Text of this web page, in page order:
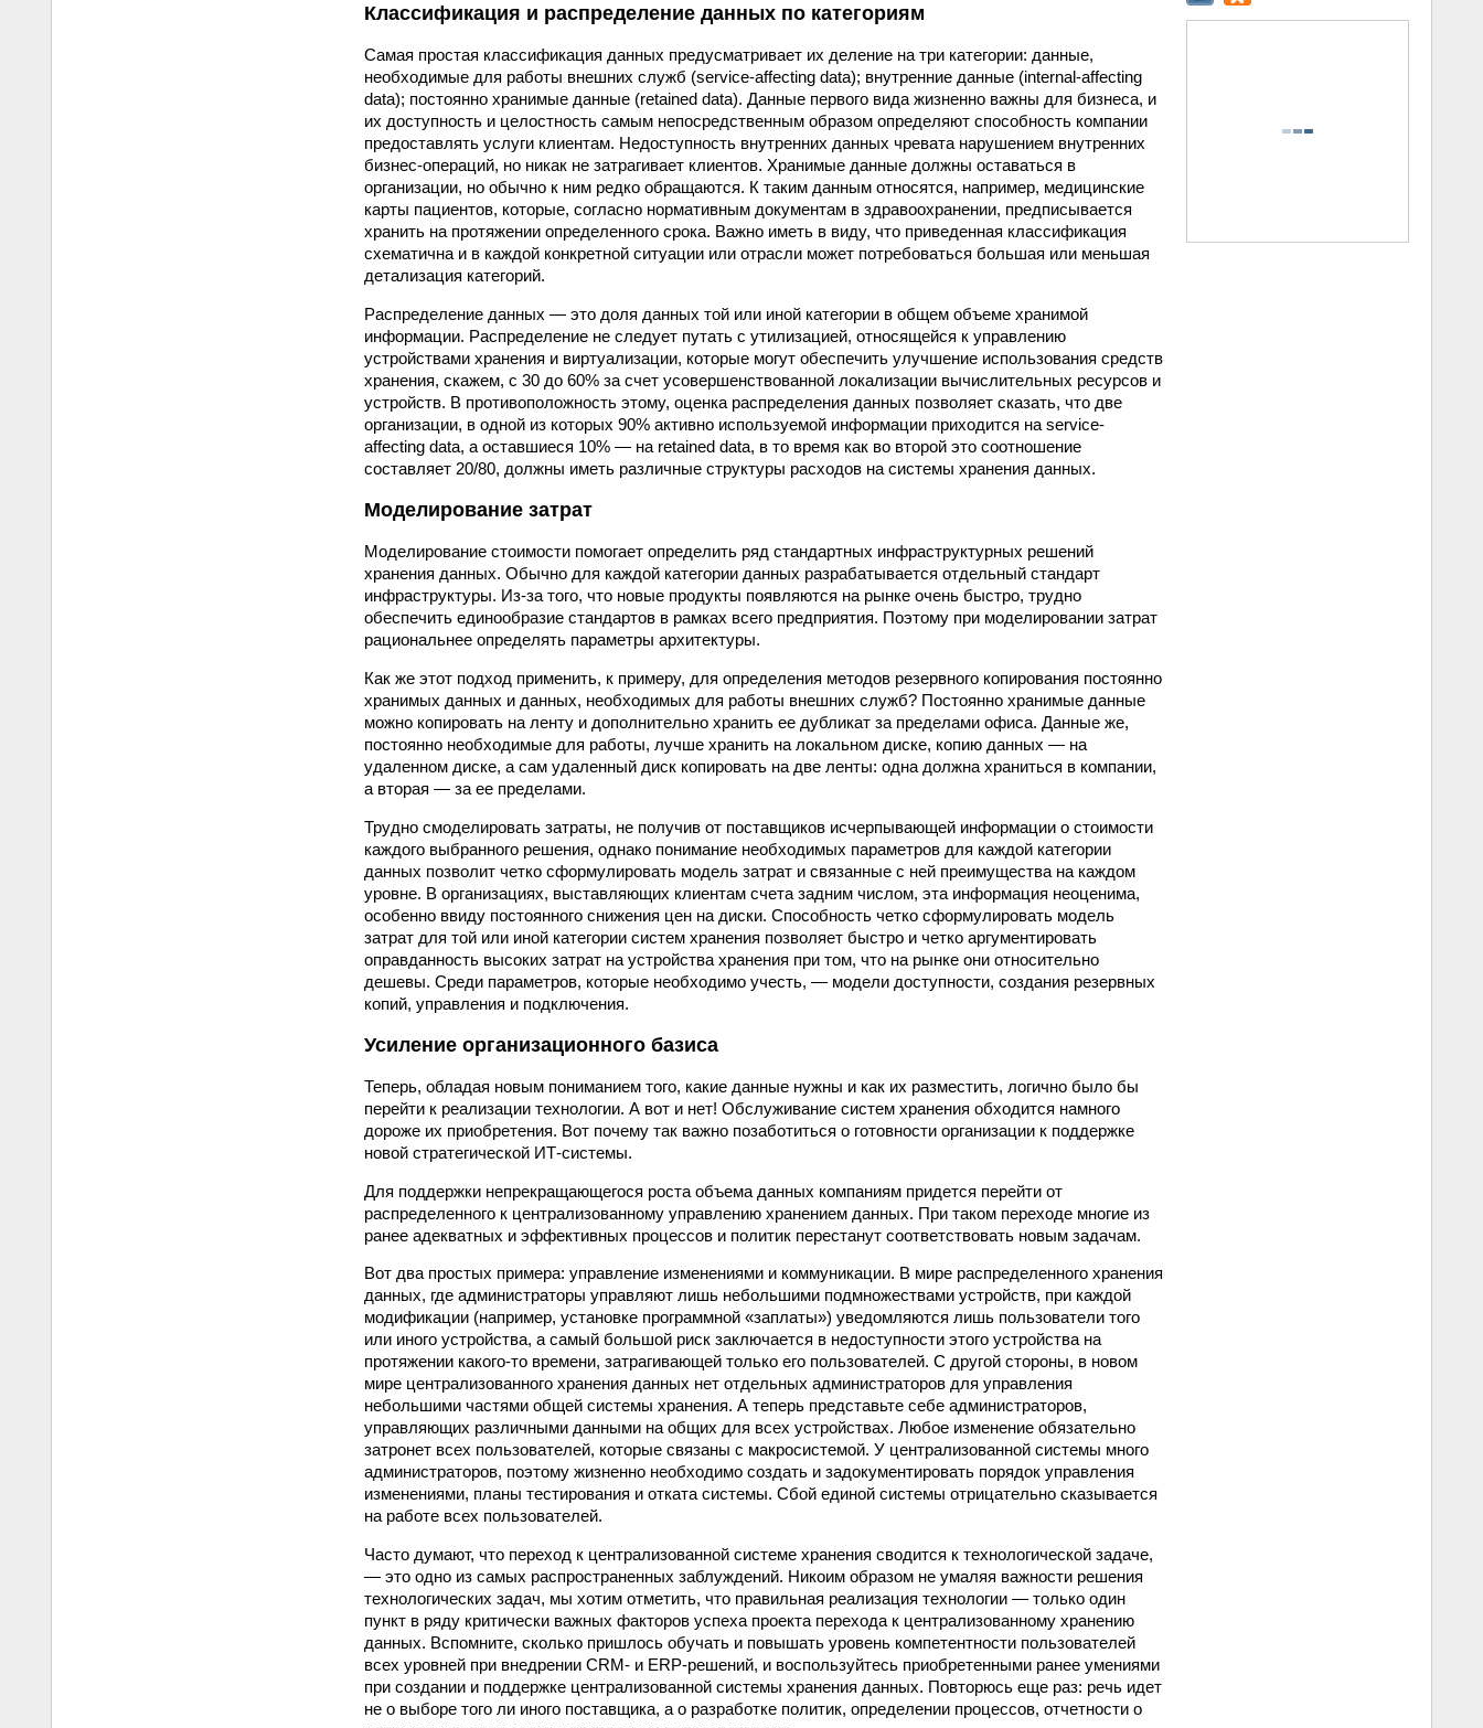
Классификация и распределение данных по категориям
Самая простая классификация данных предусматривает их деление на три категории: данные,
необходимые для работы внешних служб (service-affecting data); внутренние данные (internal-affecting
data); постоянно хранимые данные (retained data). Данные первого вида жизненно важны для бизнеса, и
их доступность и целостность самым непосредственным образом определяют способность компании
предоставлять услуги клиентам. Недоступность внутренних данных чревата нарушением внутренних
бизнес-операций, но никак не затрагивает клиентов. Хранимые данные должны оставаться в
организации, но обычно к ним редко обращаются. К таким данным относятся, например, медицинские
карты пациентов, которые, согласно нормативным документам в здравоохранении, предписывается
хранить на протяжении определенного срока. Важно иметь в виду, что приведенная классификация
схематична и в каждой конкретной ситуации или отрасли может потребоваться большая или меньшая
детализация категорий.
Распределение данных — это доля данных той или иной категории в общем объеме хранимой
информации. Распределение не следует путать с утилизацией, относящейся к управлению
устройствами хранения и виртуализации, которые могут обеспечить улучшение использования средств
хранения, скажем, с 30 до 60% за счет усовершенствованной локализации вычислительных ресурсов и
устройств. В противоположность этому, оценка распределения данных позволяет сказать, что две
организации, в одной из которых 90% активно используемой информации приходится на service-
affecting data, а оставшиеся 10% — на retained data, в то время как во второй это соотношение
составляет 20/80, должны иметь различные структуры расходов на системы хранения данных.
Моделирование затрат
Моделирование стоимости помогает определить ряд стандартных инфраструктурных решений
хранения данных. Обычно для каждой категории данных разрабатывается отдельный стандарт
инфраструктуры. Из-за того, что новые продукты появляются на рынке очень быстро, трудно
обеспечить единообразие стандартов в рамках всего предприятия. Поэтому при моделировании затрат
рациональнее определять параметры архитектуры.
Как же этот подход применить, к примеру, для определения методов резервного копирования постоянно
хранимых данных и данных, необходимых для работы внешних служб? Постоянно хранимые данные
можно копировать на ленту и дополнительно хранить ее дубликат за пределами офиса. Данные же,
постоянно необходимые для работы, лучше хранить на локальном диске, копию данных — на
удаленном диске, а сам удаленный диск копировать на две ленты: одна должна храниться в компании,
а вторая — за ее пределами.
Трудно смоделировать затраты, не получив от поставщиков исчерпывающей информации о стоимости
каждого выбранного решения, однако понимание необходимых параметров для каждой категории
данных позволит четко сформулировать модель затрат и связанные с ней преимущества на каждом
уровне. В организациях, выставляющих клиентам счета задним числом, эта информация неоценима,
особенно ввиду постоянного снижения цен на диски. Способность четко сформулировать модель
затрат для той или иной категории систем хранения позволяет быстро и четко аргументировать
оправданность высоких затрат на устройства хранения при том, что на рынке они относительно
дешевы. Среди параметров, которые необходимо учесть, — модели доступности, создания резервных
копий, управления и подключения.
Усиление организационного базиса
Теперь, обладая новым пониманием того, какие данные нужны и как их разместить, логично было бы
перейти к реализации технологии. А вот и нет! Обслуживание систем хранения обходится намного
дороже их приобретения. Вот почему так важно позаботиться о готовности организации к поддержке
новой стратегической ИТ-системы.
Для поддержки непрекращающегося роста объема данных компаниям придется перейти от
распределенного к централизованному управлению хранением данных. При таком переходе многие из
ранее адекватных и эффективных процессов и политик перестанут соответствовать новым задачам.
Вот два простых примера: управление изменениями и коммуникации. В мире распределенного хранения
данных, где администраторы управляют лишь небольшими подмножествами устройств, при каждой
модификации (например, установке программной «заплаты») уведомляются лишь пользователи того
или иного устройства, а самый большой риск заключается в недоступности этого устройства на
протяжении какого-то времени, затрагивающей только его пользователей. С другой стороны, в новом
мире централизованного хранения данных нет отдельных администраторов для управления
небольшими частями общей системы хранения. А теперь представьте себе администраторов,
управляющих различными данными на общих для всех устройствах. Любое изменение обязательно
затронет всех пользователей, которые связаны с макросистемой. У централизованной системы много
администраторов, поэтому жизненно необходимо создать и задокументировать порядок управления
изменениями, планы тестирования и отката системы. Сбой единой системы отрицательно сказывается
на работе всех пользователей.
Часто думают, что переход к централизованной системе хранения сводится к технологической задаче,
— это одно из самых распространенных заблуждений. Никоим образом не умаляя важности решения
технологических задач, мы хотим отметить, что правильная реализация технологии — только один
пункт в ряду критически важных факторов успеха проекта перехода к централизованному хранению
данных. Вспомните, сколько пришлось обучать и повышать уровень компетентности пользователей
всех уровней при внедрении CRM- и ERP-решений, и воспользуйтесь приобретенными ранее умениями
при создании и поддержке централизованной системы хранения данных. Повторюсь еще раз: речь идет
не о выборе того ли иного поставщика, а о разработке политик, определении процессов, отчетности о